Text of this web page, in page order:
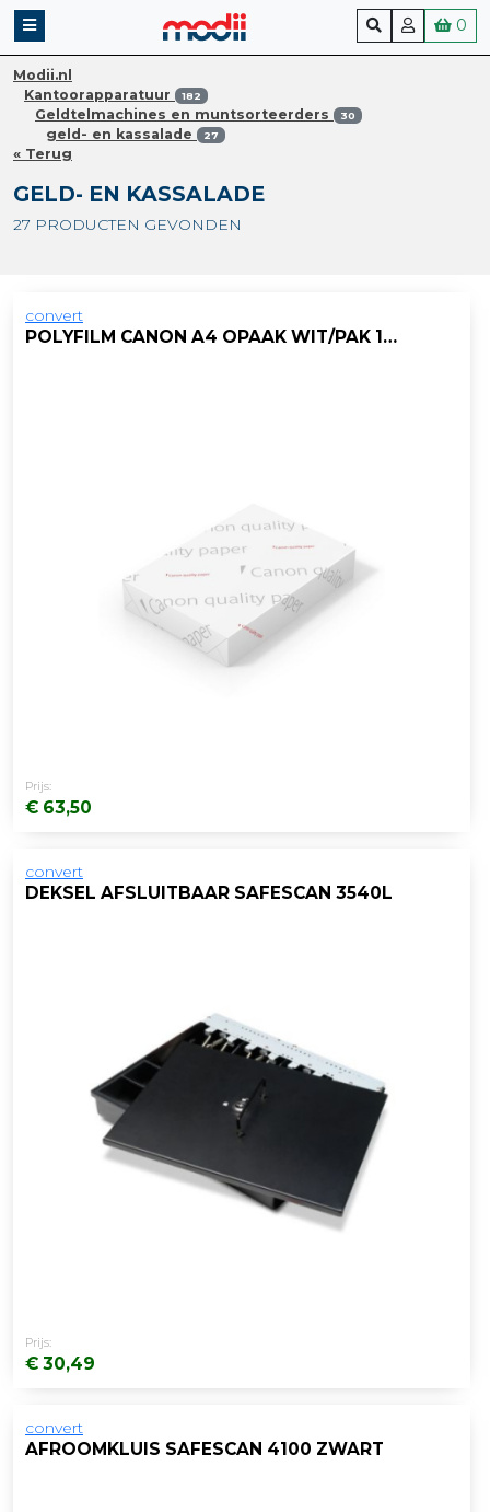
0
Modii.nl
Kantoorapparatuur
182
Geldtelmachines en muntsorteerders 30
geld- en kassalade 27
« Terug
GELD- EN KASSALADE
27 PRODUCTEN GEVONDEN
convert
POLYFILM CANON A4 OPAAK WIT/PAK 100V
Prijs:
€ 63,50
convert
DEKSEL AFSLUITBAAR SAFESCAN 3540L
Prijs:
€ 30,49
convert
AFROOMKLUIS SAFESCAN 4100 ZWART